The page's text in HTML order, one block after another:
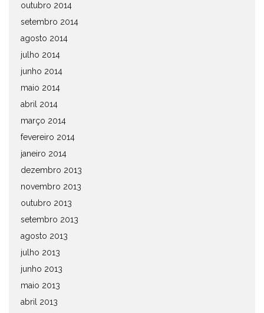
outubro 2014
setembro 2014
agosto 2014
julho 2014
junho 2014
maio 2014
abril 2014
março 2014
fevereiro 2014
janeiro 2014
dezembro 2013
novembro 2013
outubro 2013
setembro 2013
agosto 2013
julho 2013
junho 2013
maio 2013
abril 2013